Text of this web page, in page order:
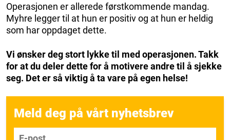
Operasjonen er allerede førstkommende mandag.
Myhre legger til at hun er positiv og at hun er heldig
som har oppdaget dette.
Vi ønsker deg stort lykke til med operasjonen. Takk
for at du deler dette for å motivere andre til å sjekke
seg. Det er så viktig å ta vare på egen helse!
Meld deg på vårt nyhetsbrev
E-post